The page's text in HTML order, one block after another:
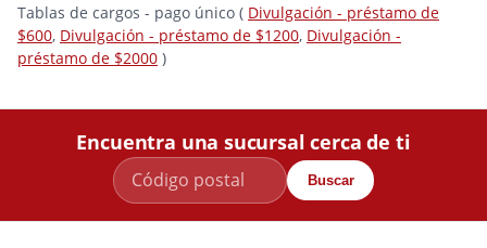
Tablas de cargos - pago único ( Divulgación - préstamo de
$600, Divulgación - préstamo de $1200, Divulgación -
préstamo de $2000 )
Encuentra una sucursal cerca de ti
Buscar